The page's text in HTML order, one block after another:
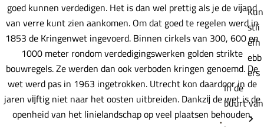
Kun
stli
efh
ebb
ers
In de
buurt van
goed kunnen verdedigen. Het is dan wel prettig als je de vĳand
van verre kunt zien aankomen. Om dat goed te regelen werd in
1853 de Kringenwet ingevoerd. Binnen cirkels van 300, 600 en
1000 meter rondom verdedigingswerken golden strikte
bouwregels. Ze werden dan ook verboden kringen genoemd. De
wet werd pas in 1963 ingetrokken. Utrecht kon daardoor in de
jaren vĳftig niet naar het oosten uitbreiden. Dankzĳ de wet is de
openheid van het linielandschap op veel plaatsen behouden.